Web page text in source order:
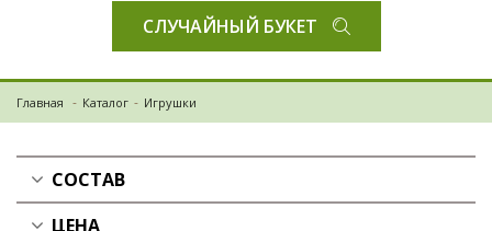
СЛУЧАЙНЫЙ БУКЕТ
Главная Каталог Игрушки
СОСТАВ
ЦЕНА